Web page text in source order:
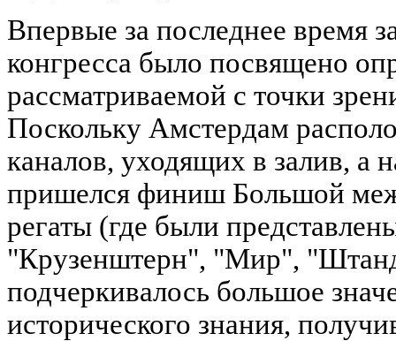
Впервые за последнее время
конгресса было посвящено
рассматриваемой с точки
Поскольку Амстердам
каналов, уходящих в залив, а
пришелся финиш Большой
регаты (где были
"Крузенштерн", "Мир",
подчеркивалось большое
исторического знания,